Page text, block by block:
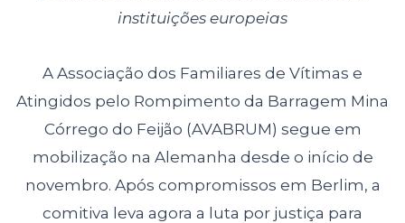
instituições europeias
A Associação dos Familiares de Vítimas e
Atingidos pelo Rompimento da Barragem Mina
Córrego do Feijão (AVABRUM) segue em
mobilização na Alemanha desde o início de
novembro. Após compromissos em Berlim, a
comitiva leva agora a luta por justiça para